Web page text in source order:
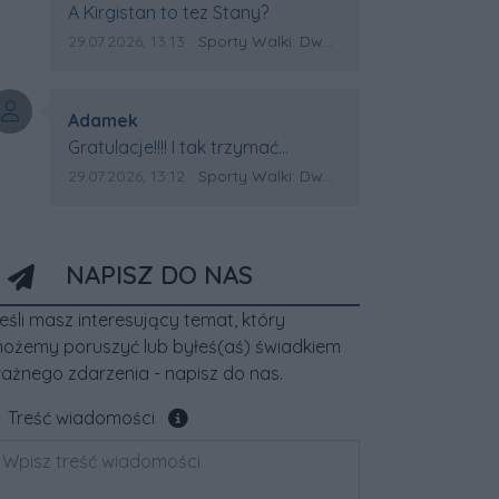
Treść komentarza:
A Kirgistan to tez Stany?
Data dodania komentarza:
29.07.2026, 13:13 Źródło komentarza:
Sporty Walki: Dwa medale za oceanem
Autor komentarza:
Adamek
Treść komentarza:
Gratulacje!!!! I tak trzymać
Kirgistan czeka na powtórkę z
Data dodania komentarza:
29.07.2026, 13:12 Źródło komentarza:
Sporty Walki: Dwa medale za oceanem
NAPISZ DO NAS
masz interesujący temat, który
poruszyć lub byłeś(aś) świadkiem
zdarzenia - napisz do nas.
Treść wiadomości
Pole wymagane